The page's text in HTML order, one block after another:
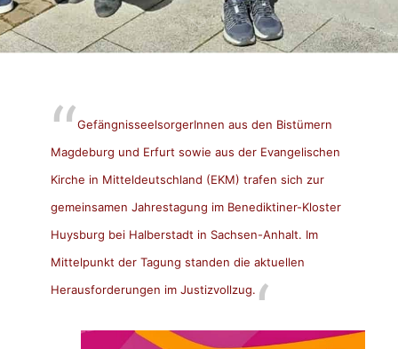
GefängnisseelsorgerInnen aus den Bistümern
Magdeburg und Erfurt sowie aus der Evangelischen
Kirche in Mitteldeutschland (EKM) trafen sich zur
gemeinsamen Jahrestagung im Benediktiner-Kloster
Huysburg bei Halberstadt in Sachsen-Anhalt. Im
Mittelpunkt der Tagung standen die aktuellen
Herausforderungen im Justizvollzug.